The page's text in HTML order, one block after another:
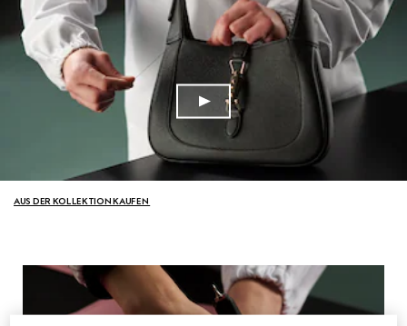
AUS DER KOLLEKTION KAUFEN